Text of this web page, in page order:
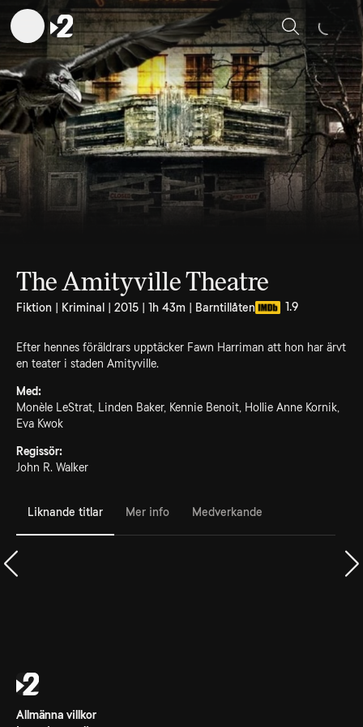
Sök
The Amityville Theatre
Fiktion | Kriminal | 2015 | 1h 43m | Barntillåten 1.9
Efter hennes föräldrars upptäcker Fawn Harriman att hon har ärvt
en teater i staden Amityville.
Med:
Monèle LeStrat, Linden Baker, Kennie Benoit, Hollie Anne Kornik,
Eva Kwok
Regissör:
John R. Walker
Liknande titlar Mer info Medverkande
Allmänna villkor